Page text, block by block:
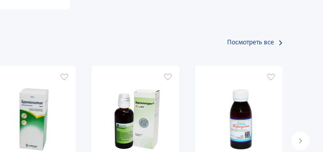
Посмотреть все